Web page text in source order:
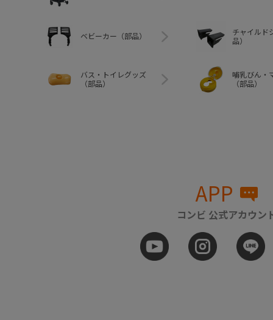
ベビーカー（部品）
チャイルド
品）
バス・トイレグッズ
（部品）
哺乳びん・
（部品）
APP
コンビ 公式アカウン